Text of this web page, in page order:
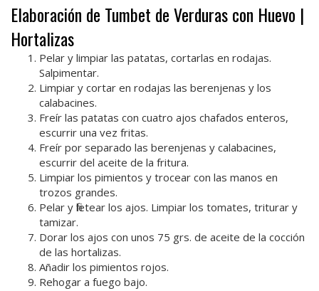
Elaboración de Tumbet de Verduras con Huevo |
Hortalizas
Pelar y limpiar las patatas, cortarlas en rodajas.
Salpimentar.
Limpiar y cortar en rodajas las berenjenas y los
calabacines.
Freír las patatas con cuatro ajos chafados enteros,
escurrir una vez fritas.
Freír por separado las berenjenas y calabacines,
escurrir del aceite de la fritura.
Limpiar los pimientos y trocear con las manos en
trozos grandes.
Pelar y filetear los ajos. Limpiar los tomates, triturar y
tamizar.
Dorar los ajos con unos 75 grs. de aceite de la cocción
de las hortalizas.
Añadir los pimientos rojos.
Rehogar a fuego bajo.